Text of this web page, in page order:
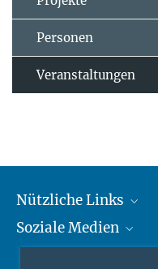
Personen
Veranstaltungen
Nützliche Links
MMG Alumni Corner
Soziale Medien